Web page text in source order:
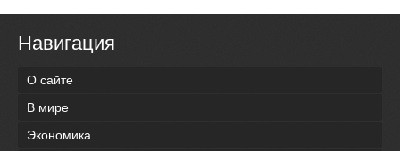
Навигация
О сайте
В мире
Экономика